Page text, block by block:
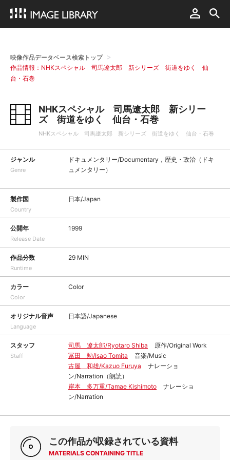
映像作品データベース検索トップ
作品情報：NHKスペシャル 司馬遼太郎 新シリーズ 街道をゆく 仙
台・石巻
NHKスペシャル 司馬遼太郎 新シリー
ズ 街道をゆく 仙台・石巻
NHKスペシャル 司馬遼太郎 新シリーズ 街道をゆく 仙台・石巻
ジャンル
Genre
ドキュメンタリー/Documentary，歴史・政治（ドキ
ュメンタリー）
製作国
Country
日本/Japan
公開年
Release Date
1999
作品分数
Runtime
29 MIN
カラー
Color
Color
オリジナル音声
Language
日本語/Japanese
スタッフ
Staff
司馬 遼太郎/Ryotaro Shiba
原作/Original Work
冨田 勲/Isao Tomita
音楽/Music
古屋 和雄/Kazuo Furuya
ナレーショ
ン/Narration（朗読）
岸本 多万重/Tamae Kishimoto
ナレーショ
ン/Narration
この作品が収録されている資料
MATERIALS CONTAINING TITLE